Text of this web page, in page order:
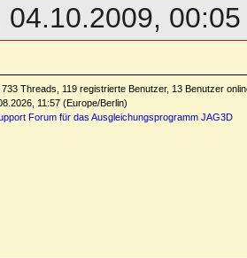
04.10.2009, 00:05
Threads, 119 registrierte Benutzer, 13 Benutzer
11:57 (Europe/Berlin)
Forum für das Ausgleichungsprogramm JAG3D